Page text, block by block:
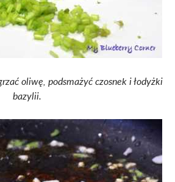
oliwę, podsmażyć czosnek i łodyżki
bazylii.